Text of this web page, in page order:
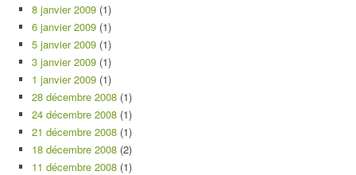
8 janvier 2009 (1)
6 janvier 2009 (1)
5 janvier 2009 (1)
3 janvier 2009 (1)
1 janvier 2009 (1)
28 décembre 2008 (1)
24 décembre 2008 (1)
21 décembre 2008 (1)
18 décembre 2008 (2)
11 décembre 2008 (1)